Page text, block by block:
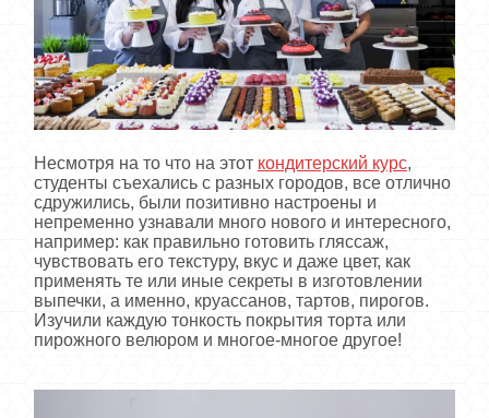
Несмотря на то что на этот кондитерский курс,
студенты съехались с разных городов, все отлично
сдружились, были позитивно настроены и
непременно узнавали много нового и интересного,
например: как правильно готовить гляссаж,
чувствовать его текстуру, вкус и даже цвет, как
применять те или иные секреты в изготовлении
выпечки, а именно, круассанов, тартов, пирогов.
Изучили каждую тонкость покрытия торта или
пирожного велюром и многое-многое другое!